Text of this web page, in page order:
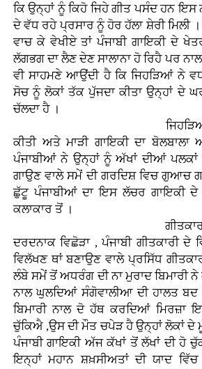
ਕਿ ਉਨ੍ਹਾਂ ਨੂੰ ਕਿਹੋ ਜਿਹੇ ਗੀਤ ਪਸੰਦ ਹਨ ਇਸ
ਦੇ ਵੱਧ ਰਹੇ ਪ੍ਰਸਾਰ ਨੂੰ ਹੋਰ ਹੱਲਾ ਸ਼ੇਰੀ
ਵਾਚ ਕੇ ਵੇਖੀਏ ਤਾਂ ਪੰਜਾਬੀ ਗਾਇਕੀ ਦੇ
ਲੱਗਭਗ ਦਾ ਲੈਣ ਦੇਣ ਸਾਲਾਨਾ ਹੋ ਰਿਹੈ ਪਰ
ਵੀ ਸਾਹਮਣੇ ਆਉਂਦੀ ਹੈ ਕਿ ਜਿਹੜਿਆਂ ਨੇ
ਸੋਚ ਨੂੰ ਲੋਕਾਂ ਤੱਕ ਪੁੱਜਦਾ ਕੀਤਾ ਉਨ੍ਹਾਂ ਦੇ
ਚੱਲਦਾ ਹੈ ।
ਜਿਹੜਿਆਂ ਨੇ ਮਾਂ
ਕੀਤੀ ਅਤੇ ਮਾੜੀ ਗਾਇਕੀ ਦਾ ਬੋਲਬਾਲਾ
ਪੰਜਾਬੀਆਂ ਨੇ ਉਨ੍ਹਾਂ ਨੂੰ ਅੱਖਾਂ ਦੀਆਂ
ਗਾਉਣ ਵਾਲੇ ਸਮੇਂ ਦੀ ਗਰਦਿਸ਼ ਵਿਚ ਗੁਆਚ
ਛੁੱਟੂ ਪੰਜਾਬੀਆਂ ਦਾ ਇਸ ਲੱਚਰ ਗਾਇਕੀ
ਕਲਾਕਾਰ ਤੋਂ ।
ਗੀਤਕਾਰ ਮਿਰਜ਼ਾ
ਦਰਦਨਾਕ ਵਿਛੋੜਾ , ਪੰਜਾਬੀ ਗੀਤਕਾਰੀ
ਵਿਲੱਖਣ ਥਾਂ ਬਣਾਉਣ ਵਾਲੇ ਪ੍ਰਸਿੱਧ
ਲੰਬੇ ਸਮੇਂ ਤੋਂ ਅਧਰੰਗ ਦੀ ਨਾ ਮੁਰਾਦ ਬਿਮਾਰੀ
ਨਾਲ ਘੁਲਦਿਆਂ ਸੰਗੋਵਾਲੀਆ ਦੀ ਹਾਲਤ ਬਦ
ਬਿਮਾਰੀ ਨਾਲ ਦੋ ਹੱਥ ਕਰਦਿਆਂ ਮਿਰਜ਼ਾ
ਚੁੱਕਿਐ ,ਉਸ ਦੀ ਮੌਤ ਚਪੇੜ ਹੈ ਉਨ੍ਹਾਂ ਲੋਕਾਂ ਦੇ
ਪੰਜਾਬੀ ਗਾਇਕੀ ਅੱਜ ਕੱਖਾਂ ਤੋਂ ਲੱਖਾਂ ਦੀ ਹੋ
ਇਨ੍ਹਾਂ ਮਹਾਨ ਸ਼ਖ਼ਸੀਅਤਾਂ ਦੀ ਯਾਦ